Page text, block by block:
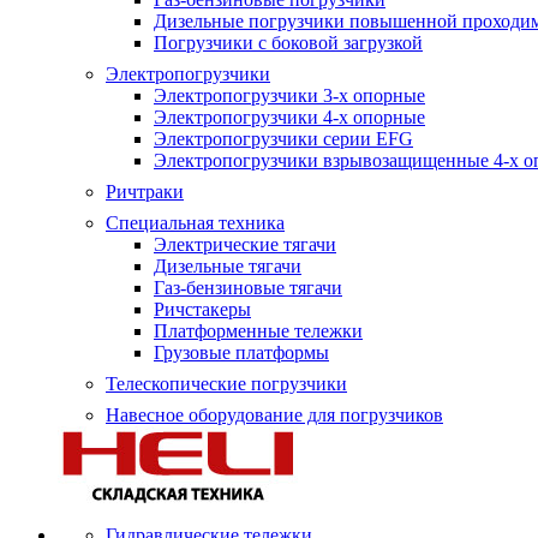
Дизельные погрузчики повышенной
Погрузчики с боковой загрузкой
Электропогрузчики
Электропогрузчики 3-х опорные
Электропогрузчики 4-х опорные
Электропогрузчики серии EFG
Электропогрузчики взрывозащищенные 4-х
Ричтраки
Специальная техника
Электрические тягачи
Дизельные тягачи
Газ-бензиновые тягачи
Ричстакеры
Платформенные тележки
Грузовые платформы
Телескопические погрузчики
Навесное оборудование для погрузчиков